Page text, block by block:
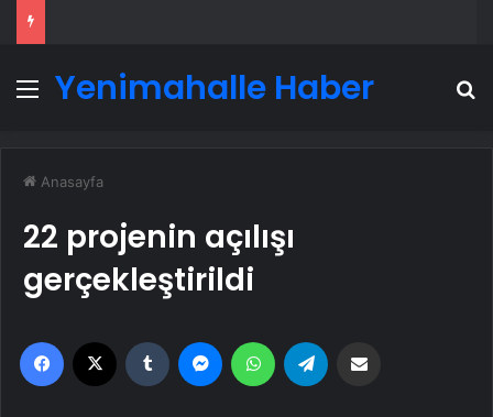
Menü
Yenimahalle Haber
Anasayfa
22 projenin açılışı
gerçekleştirildi
Facebook Tumblr MessengerWhatsApp